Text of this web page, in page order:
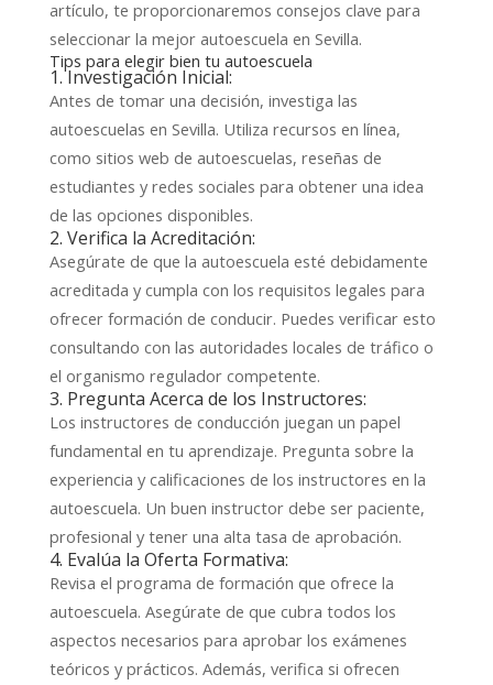
artículo, te proporcionaremos consejos clave para
seleccionar la mejor autoescuela en Sevilla.
Tips para elegir bien tu autoescuela
1. Investigación Inicial:
Antes de tomar una decisión, investiga las
autoescuelas en Sevilla. Utiliza recursos en línea,
como sitios web de autoescuelas, reseñas de
estudiantes y redes sociales para obtener una idea
de las opciones disponibles.
2. Verifica la Acreditación:
Asegúrate de que la autoescuela esté debidamente
acreditada y cumpla con los requisitos legales para
ofrecer formación de conducir. Puedes verificar esto
consultando con las autoridades locales de tráfico o
el organismo regulador competente.
3. Pregunta Acerca de los Instructores:
Los instructores de conducción juegan un papel
fundamental en tu aprendizaje. Pregunta sobre la
experiencia y calificaciones de los instructores en la
autoescuela. Un buen instructor debe ser paciente,
profesional y tener una alta tasa de aprobación.
4. Evalúa la Oferta Formativa:
Revisa el programa de formación que ofrece la
autoescuela. Asegúrate de que cubra todos los
aspectos necesarios para aprobar los exámenes
teóricos y prácticos. Además, verifica si ofrecen